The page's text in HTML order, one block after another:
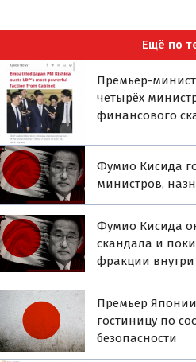
Ещё по
Премьер-
четырёх
финансового
Фумио Кисида
министров,
Фумио Кисида
скандала и
фракции
Премьер Японии
гостиницу по
безопасности